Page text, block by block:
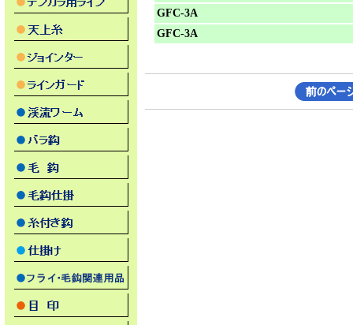
GFC-3A
GFC-3A